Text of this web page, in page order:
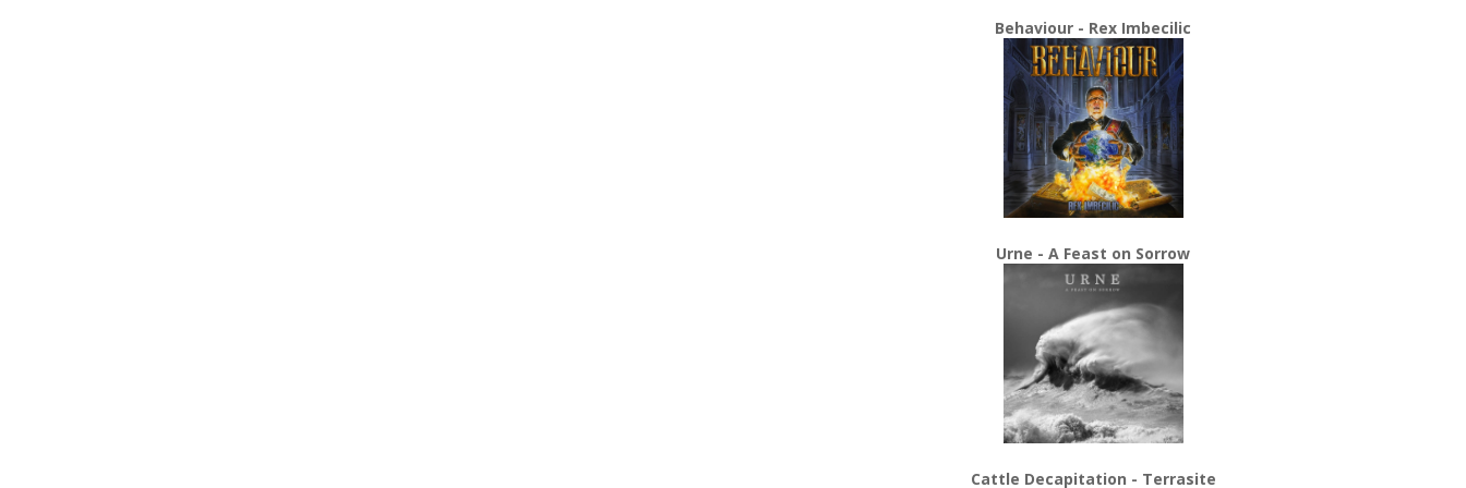
Behaviour - Rex Imbecilic
Urne - A Feast on Sorrow
Cattle Decapitation - Terrasite